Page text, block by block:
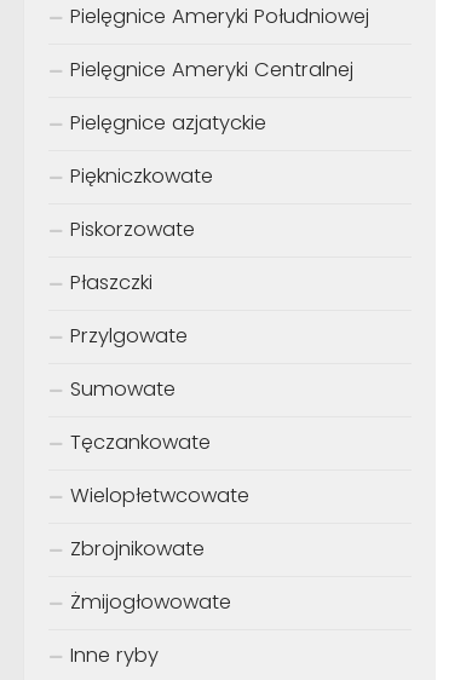
Pielęgnice Ameryki Południowej
Pielęgnice Ameryki Centralnej
Pielęgnice azjatyckie
Piękniczkowate
Piskorzowate
Płaszczki
Przylgowate
Sumowate
Tęczankowate
Wielopłetwcowate
Zbrojnikowate
Żmijogłowowate
Inne ryby